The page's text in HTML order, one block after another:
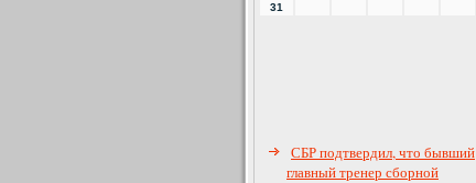
31
СБР подтвердил, что бывший
главный тренер сборной